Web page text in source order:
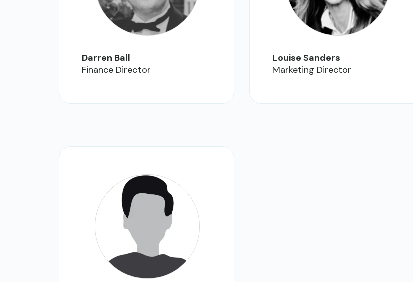
Darren Ball
Finance Director
Louise Sanders
Marketing Director